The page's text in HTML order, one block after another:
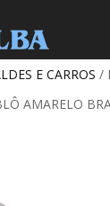
E CARROS /
AMARELO